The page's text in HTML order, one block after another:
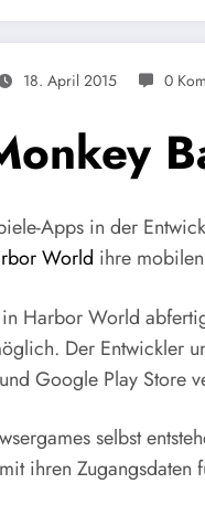
18. April 2015 0
Apps in der
World ihre
Harbor World
Der Entwickler
Google Play Store
selbst
ihren